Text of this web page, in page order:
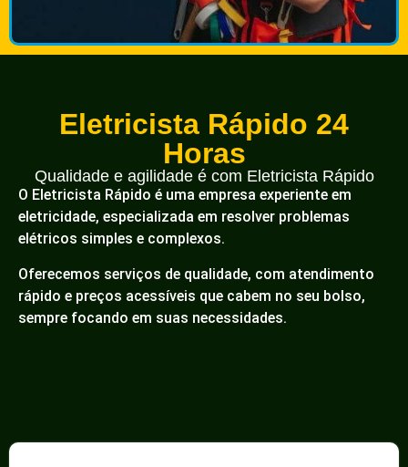
Eletricista Rápido 24
Horas
Qualidade e agilidade é com Eletricista Rápido
O Eletricista Rápido é uma empresa experiente em
eletricidade, especializada em resolver problemas
elétricos simples e complexos.
Oferecemos serviços de qualidade, com atendimento
rápido e preços acessíveis que cabem no seu bolso,
sempre focando em suas necessidades.